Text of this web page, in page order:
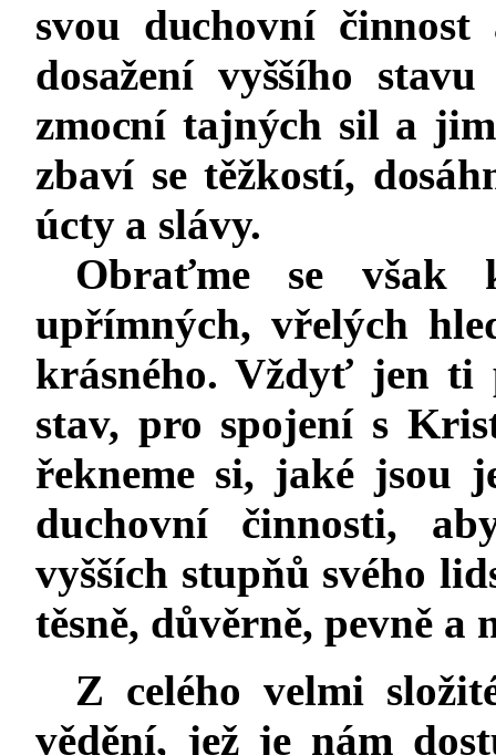
svou duchovní
dosažení vyššího
zmocní tajných sil a
zbaví se těžkostí,
úcty a slávy.
Obraťme se však
upřímných, vřelých
krásného. Vždyť jen ti
stav, pro spojení s
řekneme si, jaké jsou
duchovní činnosti,
vyšších stupňů svého
těsně, důvěrně, pevně a
Z celého velmi
vědění, jež je nám